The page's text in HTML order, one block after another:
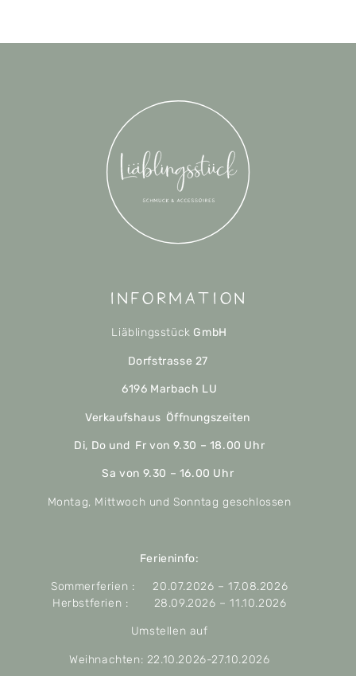
Information
Liäblingsstück GmbH
Dorfstrasse 27
6196 Marbach LU
Verkaufshaus Öffnungszeiten
Di, Do und Fr von 9.30 – 18.00 Uhr
Sa von 9.30 – 16.00 Uhr
Montag, Mittwoch und Sonntag geschlossen
Ferieninfo:
Sommerferien : 20.07.2026 – 17.08.2026
Herbstferien : 28.09.2026 – 11.10.2026
Umstellen auf
Weihnachten: 22.10.2026-27.10.2026